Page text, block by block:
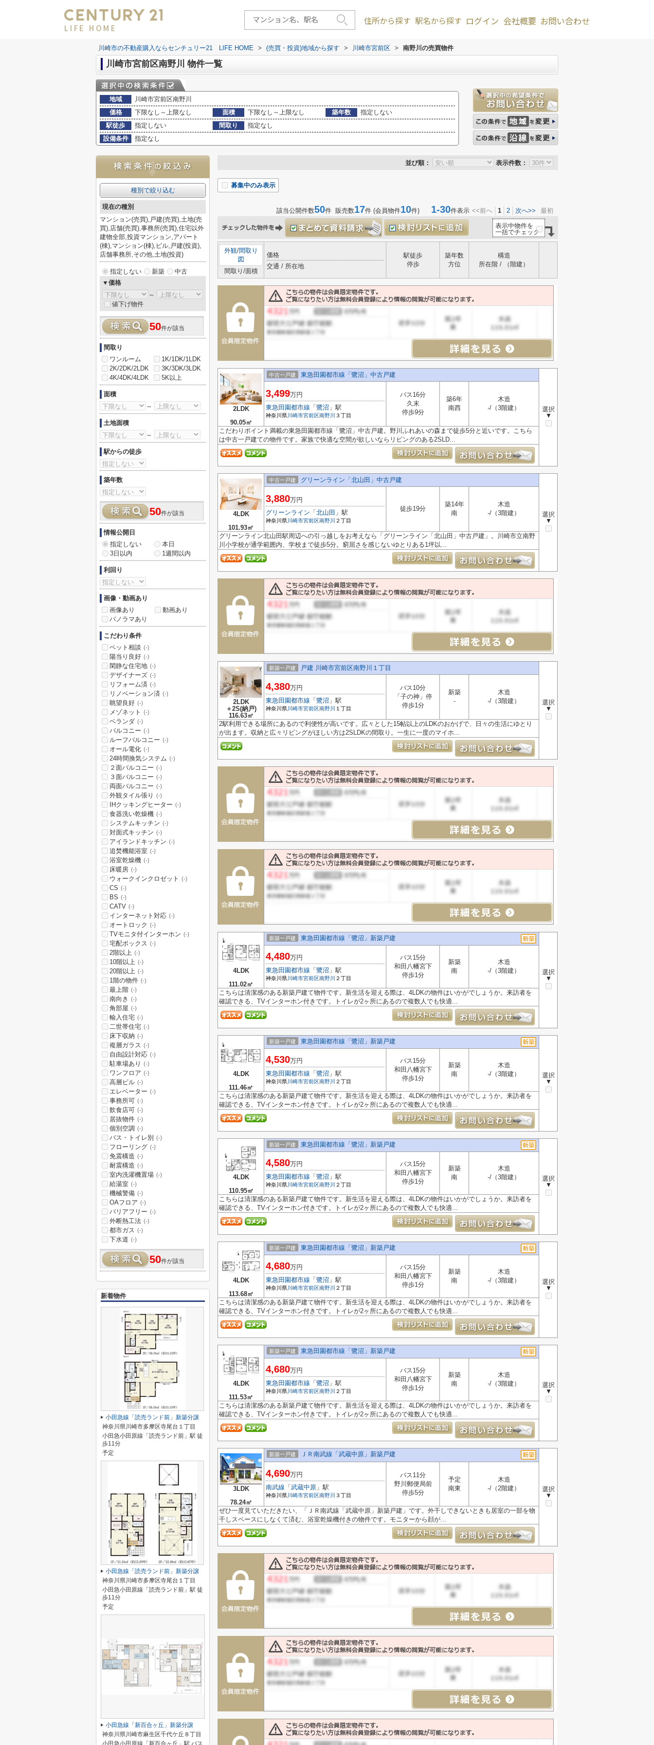
LIFE HOME
住所から探す 駅名から探す ログイン 会社概要 お問い合わせ
川崎市の不動産購入ならセンチュリー21 LIFE HOME > (売買・投資)地域から探す > 川崎市宮前区 > 南野川の売買物件
川崎市宮前区南野川 物件一覧
地域
川崎市宮前区南野川
価格
下限なし～上限なし 面積 下限なし～上限なし 築年数
指定しない
駅徒歩
指定しない 間取り
指定なし
設備条件
指定なし
並び順： 表示件数：
募集中のみ表示
該当公開件数50件 販売数17件 (会員物件10件) 1-30件表示 <<前へ 1 2 次へ>> 最初
表示中物件を
一括でチェック
外観/間取り
図
間取り/面積
価格
交通 / 所在地
駅徒歩
停歩
築年数
方位
構造
所在階 / （階建）
2LDK
90.05㎡
中古一戸建 東急田園都市線「鷺沼」中古戸建
選択
▼
3,499万円
東急田園都市線 「 鷺沼 」駅
神奈川県川崎市宮前区南野川 ３丁目
バス16分
久末
停歩9分
築6年
南西
木造
-/（3階建）
こだわりポイント満載の東急田園都市線「鷺沼」中古戸建。野川ふれあいの森まで徒歩5分と近いです。こちら
は中古一戸建ての物件です。家族で快適な空間が欲しいならリビングのある2SLD...
4LDK
101.93㎡
中古一戸建 グリーンライン「北山田」中古戸建
選択
▼
3,880万円
グリーンライン 「 北山田 」駅
神奈川県川崎市宮前区南野川 ２丁目
徒歩19分
築14年
南
木造
-/（3階建）
グリーンライン北山田駅周辺への引っ越しをお考えなら「グリーンライン「北山田」中古戸建」。川崎市立南野
川小学校が通学範囲内、学校まで徒歩5分。窮屈さを感じないゆとりある1坪以...
2LDK
＋2S(納戸)
116.63㎡
新築一戸建 戸建 川崎市宮前区南野川１丁目
選択
▼
4,380万円
東急田園都市線 「 鷺沼 」駅
神奈川県川崎市宮前区南野川 １丁目
バス10分
「子の神」停
停歩1分
新築
-
木造
-/（3階建）
2駅利用できる場所にあるので利便性が高いです。広々とした15帖以上のLDKのおかげで、日々の生活にゆとり
が出ます。収納と広々リビングがほしい方は2SLDKの間取り。一生に一度のマイホ...
4LDK
111.02㎡
新築一戸建 東急田園都市線「鷺沼」新築戸建
選択
▼
4,480万円
東急田園都市線 「 鷺沼 」駅
神奈川県川崎市宮前区南野川 ２丁目
バス15分
和田八幡宮下
停歩1分
新築
南
木造
-/（3階建）
こちらは清潔感のある新築戸建て物件です。新生活を迎える際は、4LDKの物件はいかがでしょうか。来訪者を
確認できる、TVインターホン付きです。トイレが2ヶ所にあるので複数人でも快適...
4LDK
111.46㎡
新築一戸建 東急田園都市線「鷺沼」新築戸建
選択
▼
4,530万円
東急田園都市線 「 鷺沼 」駅
神奈川県川崎市宮前区南野川 ２丁目
バス15分
和田八幡宮下
停歩1分
新築
南
木造
-/（3階建）
こちらは清潔感のある新築戸建て物件です。新生活を迎える際は、4LDKの物件はいかがでしょうか。来訪者を
確認できる、TVインターホン付きです。トイレが2ヶ所にあるので複数人でも快適...
4LDK
110.95㎡
新築一戸建 東急田園都市線「鷺沼」新築戸建
選択
▼
4,580万円
東急田園都市線 「 鷺沼 」駅
神奈川県川崎市宮前区南野川 ２丁目
バス15分
和田八幡宮下
停歩1分
新築
南
木造
-/（3階建）
こちらは清潔感のある新築戸建て物件です。新生活を迎える際は、4LDKの物件はいかがでしょうか。来訪者を
確認できる、TVインターホン付きです。トイレが2ヶ所にあるので複数人でも快適...
4LDK
113.68㎡
新築一戸建 東急田園都市線「鷺沼」新築戸建
選択
▼
4,680万円
東急田園都市線 「 鷺沼 」駅
神奈川県川崎市宮前区南野川 ２丁目
バス15分
和田八幡宮下
停歩1分
新築
南
木造
-/（3階建）
こちらは清潔感のある新築戸建て物件です。新生活を迎える際は、4LDKの物件はいかがでしょうか。来訪者を
確認できる、TVインターホン付きです。トイレが2ヶ所にあるので複数人でも快適...
4LDK
111.53㎡
新築一戸建 東急田園都市線「鷺沼」新築戸建
選択
▼
4,680万円
東急田園都市線 「 鷺沼 」駅
神奈川県川崎市宮前区南野川 ２丁目
バス15分
和田八幡宮下
停歩1分
新築
南
木造
-/（3階建）
こちらは清潔感のある新築戸建て物件です。新生活を迎える際は、4LDKの物件はいかがでしょうか。来訪者を
確認できる、TVインターホン付きです。トイレが2ヶ所にあるので複数人でも快適...
3LDK
78.24㎡
新築一戸建 ＪＲ南武線「武蔵中原」新築戸建
選択
▼
4,690万円
南武線 「 武蔵中原 」駅
神奈川県川崎市宮前区南野川 ３丁目
バス11分
野川郵便局前
停歩5分
予定
南東
木造
-/（2階建）
ぜひ一度見ていただきたい、「ＪＲ南武線「武蔵中原」新築戸建」です。外干しできないときも居室の一部を物
干しスペースにしなくて済む、浴室乾燥機付きの物件です。モニターから顔が...
種別で絞り込む
現在の種別
マンション(売買),戸建(売買),土地(売
買),店舗(売買),事務所(売買),住宅以外
建物全部,投資マンション,アパート
(棟),マンション(棟),ビル,戸建(投資),
店舗事務所,その他,土地(投資)
指定しない 新築
中古
▼価格
～
値下げ物件
50件が該当
間取り
ワンルーム
1K/1DK/1LDK
2K/2DK/2LDK
3K/3DK/3LDK
4K/4DK/4LDK
5K以上
面積
～
土地面積
～
駅からの徒歩
築年数
50件が該当
情報公開日
指定しない
本日
3日以内
1週間以内
利回り
画像・動画あり
画像あり
動画あり
パノラマあり
こだわり条件
ペット相談 (-)
陽当り良好 (-)
閑静な住宅地 (-)
デザイナーズ (-)
リフォーム済 (-)
リノベーション済 (-)
眺望良好 (-)
メゾネット (-)
ベランダ (-)
バルコニー (-)
ルーフバルコニー (-)
オール電化 (-)
24時間換気システム (-)
２面バルコニー (-)
３面バルコニー (-)
両面バルコニー (-)
外観タイル張り (-)
IHクッキングヒーター (-)
食器洗い乾燥機 (-)
システムキッチン (-)
対面式キッチン (-)
アイランドキッチン (-)
追焚機能浴室 (-)
浴室乾燥機 (-)
床暖房 (-)
ウォークインクロゼット (-)
CS (-)
BS (-)
CATV (-)
インターネット対応 (-)
オートロック (-)
TVモニタ付インターホン (-)
宅配ボックス (-)
2階以上 (-)
10階以上 (-)
20階以上 (-)
1階の物件 (-)
最上階 (-)
南向き (-)
角部屋 (-)
輸入住宅 (-)
二世帯住宅 (-)
床下収納 (-)
複層ガラス (-)
自由設計対応 (-)
駐車場あり (-)
ワンフロア (-)
高層ビル (-)
エレベーター (-)
事務所可 (-)
飲食店可 (-)
居抜物件 (-)
個別空調 (-)
バス・トイレ別 (-)
フローリング (-)
免震構造 (-)
耐震構造 (-)
室内洗濯機置場 (-)
給湯室 (-)
機械警備 (-)
OAフロア (-)
バリアフリー (-)
外断熱工法 (-)
都市ガス (-)
下水道 (-)
50件が該当
新着物件
小田急線「読売ランド前」新築分譲
神奈川県川崎市多摩区寺尾台１丁目
小田急小田原線「読売ランド前」駅 徒
歩11分
予定
小田急線「読売ランド前」新築分譲
神奈川県川崎市多摩区寺尾台１丁目
小田急小田原線「読売ランド前」駅 徒
歩11分
予定
小田急線「新百合ヶ丘」新築分譲
神奈川県川崎市麻生区千代ケ丘８丁目
小田急小田原線「新百合ヶ丘」駅 バス